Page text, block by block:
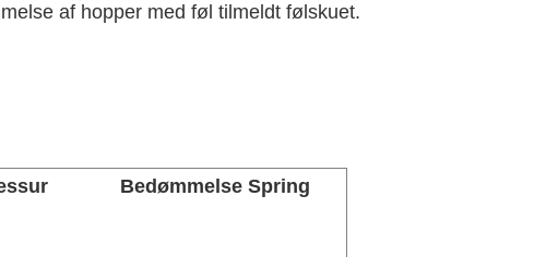
af hopper med føl tilmeldt følskuet.
Bedømmelse Spring